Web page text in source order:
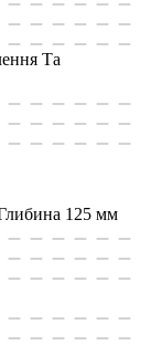
Та
125 мм